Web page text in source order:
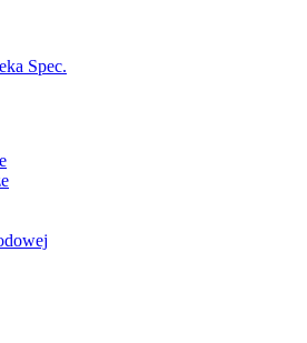
Spec.